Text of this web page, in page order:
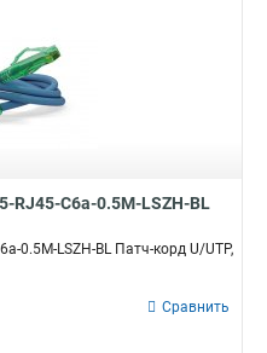
RJ45-C6a-0.5M-LSZH-BL
0.5M-LSZH-BL Патч-корд U/UTP,
Сравнить